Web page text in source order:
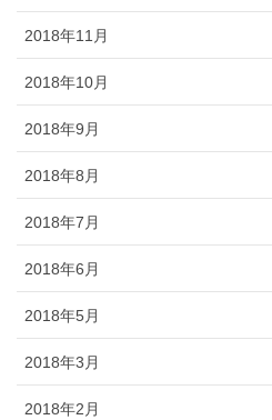
2018年11月
2018年10月
2018年9月
2018年8月
2018年7月
2018年6月
2018年5月
2018年3月
2018年2月